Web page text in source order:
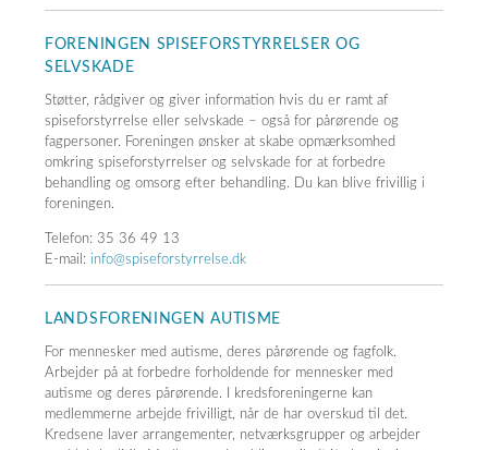
FORENINGEN SPISEFORSTYRRELSER OG
SELVSKADE
Støtter, rådgiver og giver information hvis du er ramt af
spiseforstyrrelse eller selvskade – også for pårørende og
fagpersoner. Foreningen ønsker at skabe opmærksomhed
omkring spiseforstyrrelser og selvskade for at forbedre
behandling og omsorg efter behandling. Du kan blive frivillig i
foreningen.
Telefon: 35 36 49 13
E-mail: info@spiseforstyrrelse.dk
LANDSFORENINGEN AUTISME
For mennesker med autisme, deres pårørende og fagfolk.
Arbejder på at forbedre forholdende for mennesker med
autisme og deres pårørende. I kredsforeningerne kan
medlemmerne arbejde frivilligt, når de har overskud til det.
Kredsene laver arrangementer, netværksgrupper og arbejder